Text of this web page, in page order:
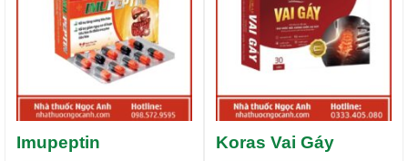
Imupeptin Koras Vai Gáy